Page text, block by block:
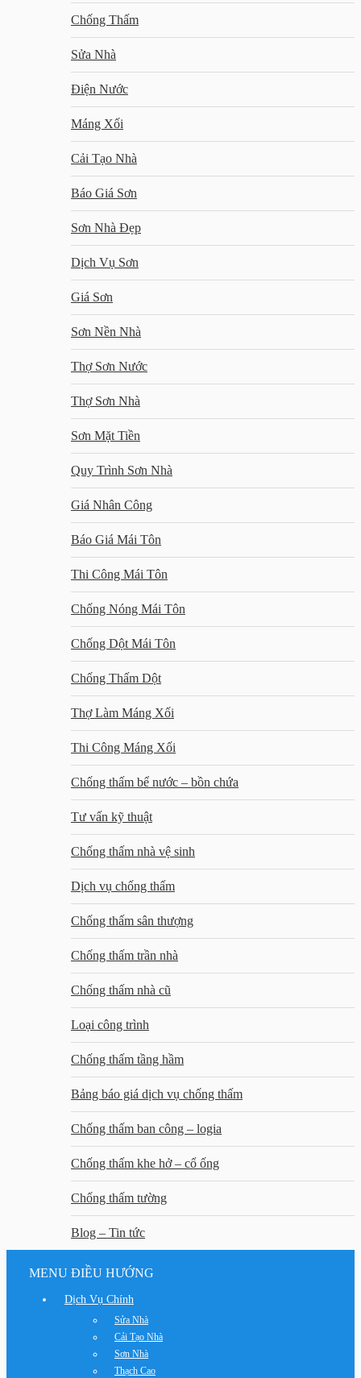
Chống Thấm
Sửa Nhà
Điện Nước
Máng Xối
Cải Tạo Nhà
Báo Giá Sơn
Sơn Nhà Đẹp
Dịch Vụ Sơn
Giá Sơn
Sơn Nền Nhà
Thợ Sơn Nước
Thợ Sơn Nhà
Sơn Mặt Tiền
Quy Trình Sơn Nhà
Giá Nhân Công
Báo Giá Mái Tôn
Thi Công Mái Tôn
Chống Nóng Mái Tôn
Chống Dột Mái Tôn
Chống Thấm Dột
Thợ Làm Máng Xối
Thi Công Máng Xối
Chống thấm bể nước – bồn chứa
Tư vấn kỹ thuật
Chống thấm nhà vệ sinh
Dịch vụ chống thấm
Chống thấm sân thượng
Chống thấm trần nhà
Chống thấm nhà cũ
Loại công trình
Chống thấm tầng hầm
Bảng báo giá dịch vụ chống thấm
Chống thấm ban công – logia
Chống thấm khe hở – cổ ống
Chống thấm tường
Blog – Tin tức
MENU ĐIỀU HƯỚNG
Dịch Vụ Chính
Sửa Nhà
Cải Tạo Nhà
Sơn Nhà
Thạch Cao